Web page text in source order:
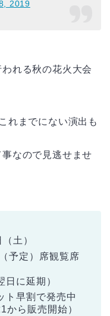
2019
れる秋の花火大会
れまでにない演出も
なので見逃せませ
土）
予定）席観覧席
に延期）
ト早割で発売中
から販売開始）